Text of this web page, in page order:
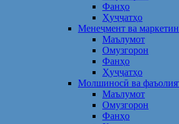
Фанҳо
Ҳуҷҷатҳо
Менеҷмент ва
Маълумот
Омузгорон
Фанҳо
Ҳуҷҷатҳо
Молшиносӣ ва
Маълумот
Омузгорон
Фанҳо